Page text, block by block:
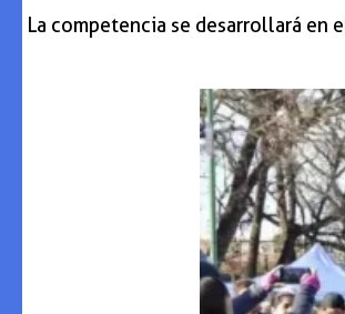
La competencia se desarrollará en